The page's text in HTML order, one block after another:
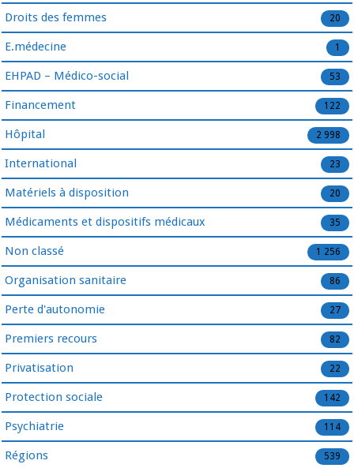
Droits des femmes 20
E.médecine 1
EHPAD – Médico-social 53
Financement 122
Hôpital 2 998
International 23
Matériels à disposition 20
Médicaments et dispositifs médicaux 35
Non classé 1 256
Organisation sanitaire 86
Perte d'autonomie 27
Premiers recours 82
Privatisation 22
Protection sociale 142
Psychiatrie 114
Régions 539